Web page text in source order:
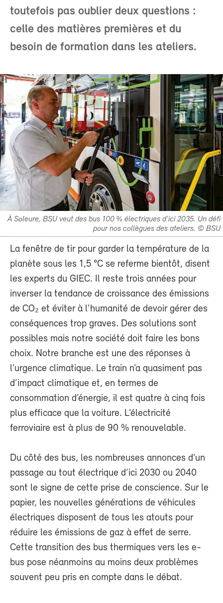
toutefois pas oublier deux questions :
celle des matières premières et du
besoin de formation dans les ateliers.
À Soleure, BSU veut des bus 100 % électriques d’ici 2035. Un défi
pour nos collègues des ateliers. © BSU
La fenêtre de tir pour garder la température de la
planète sous les 1,5 °C se referme bientôt, disent
les experts du GIEC. Il reste trois années pour
inverser la tendance de croissance des émissions
de CO₂ et éviter à l’humanité de devoir gérer des
conséquences trop graves. Des solutions sont
possibles mais notre société doit faire les bons
choix. Notre branche est une des réponses à
l’urgence climatique. Le train n’a quasiment pas
d’impact climatique et, en termes de
consommation d’énergie, il est quatre à cinq fois
plus efficace que la voiture. L’électricité
ferroviaire est à plus de 90 % renouvelable.
Du côté des bus, les nombreuses annonces d’un
passage au tout électrique d’ici 2030 ou 2040
sont le signe de cette prise de conscience. Sur le
papier, les nouvelles générations de véhicules
électriques disposent de tous les atouts pour
réduire les émissions de gaz à effet de serre.
Cette transition des bus thermiques vers les e-
bus pose néanmoins au moins deux problèmes
souvent peu pris en compte dans le débat.